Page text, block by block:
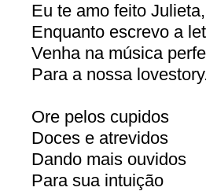
Eu te amo feito Julieta,
Enquanto escrevo a
Venha na música
Para a nossa
Ore pelos cupidos
Doces e atrevidos
Dando mais ouvidos
Para sua intuição